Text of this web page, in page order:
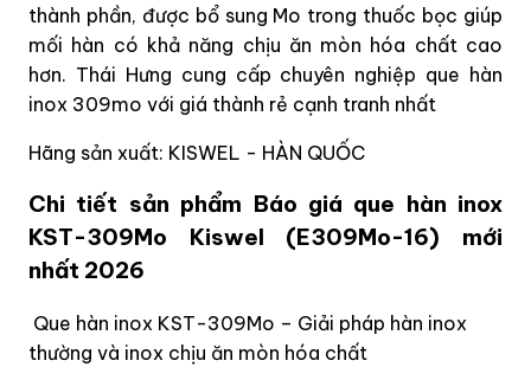
thành phần, được bổ sung Mo trong thuốc bọc giúp
mối hàn có khả năng chịu ăn mòn hóa chất cao
hơn. Thái Hưng cung cấp chuyên nghiệp que hàn
inox 309mo với giá thành rẻ cạnh tranh nhất
Hãng sản xuất: KISWEL - HÀN QUỐC
Chi tiết sản phẩm Báo giá que hàn inox
KST-309Mo Kiswel (E309Mo-16) mới
nhất 2026
Que hàn inox KST-309Mo – Giải pháp hàn inox
thường và inox chịu ăn mòn hóa chất